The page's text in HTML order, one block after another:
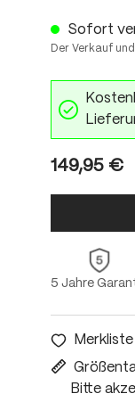
Sofort
Der Verkauf
149,95 €
5 Jahre
Merkliste
Bitte